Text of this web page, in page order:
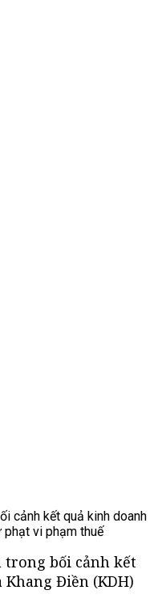
cảnh kết quả kinh doanh
phạt vi phạm thuế
trong bối cảnh kết
Điền (KDH)